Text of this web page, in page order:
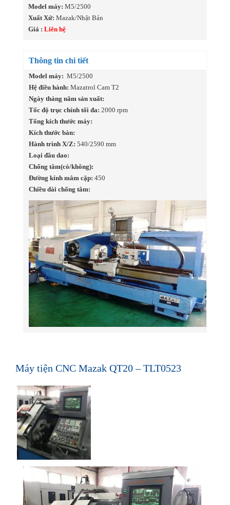
Model máy: M5/2500
Xuất Xứ: Mazak/Nhật Bản
Giá : Liên hệ
Thông tin chi tiết
Model máy: M5/2500
Hệ điều hành: Mazatrol Cam T2
Ngày tháng năm sản xuất:
Tốc độ trục chính tối đa: 2000 rpm
Tổng kích thước máy:
Kích thước bàn:
Hành trình X/Z: 540/2590 mm
Loại đầu dao:
Chống tâm(có/không):
Đường kính mâm cặp: 450
Chiều dài chống tâm:
Máy tiện CNC Mazak QT20 – TLT0523